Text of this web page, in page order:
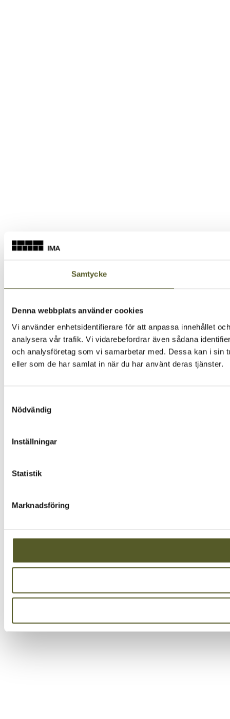
Samtycke
Denna webbplats använder cookies
Vi använder enhetsidentifierare för att anpassa innehållet
analysera vår trafik. Vi vidarebefordrar även sådana
och analysföretag som vi samarbetar med. Dessa kan i sin
eller som de har samlat in när du har använt deras tjänster.
Nödvändig
Inställningar
Statistik
Marknadsföring